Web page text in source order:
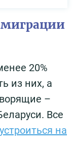
миграции
20%
из них, а
–
Все
устроиться на